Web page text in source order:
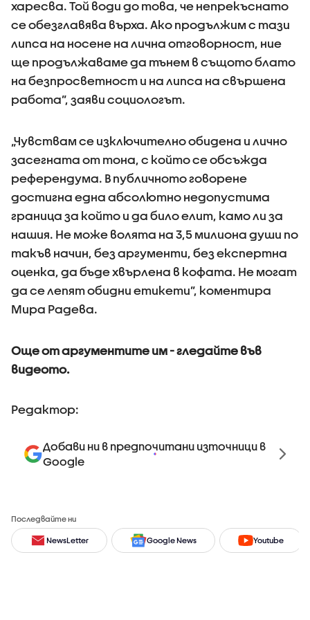
харесва. Той води до това, че непрекъснато
се обезглавява върха. Ако продължим с тази
липса на носене на лична отговорност, ние
ще продължаваме да тънем в същото блато
на безпросветност и на липса на свършена
работа”, заяви социологът.
„Чувствам се изключително обидена и лично
засегната от тона, с който се обсъжда
референдума. В публичното говорене
достигна една абсолютно недопустима
граница за който и да било елит, камо ли за
нашия. Не може волята на 3,5 милиона души по
такъв начин, без аргументи, без експертна
оценка, да бъде хвърлена в кофата. Не могат
да се лепят обидни етикети”, коментира
Мира Радева.
Още от аргументите им - гледайте във
видеото.
Редактор:
Добави ни в предпочитани източници в
Google
Последвайте ни
NewsLetter Google News Youtube